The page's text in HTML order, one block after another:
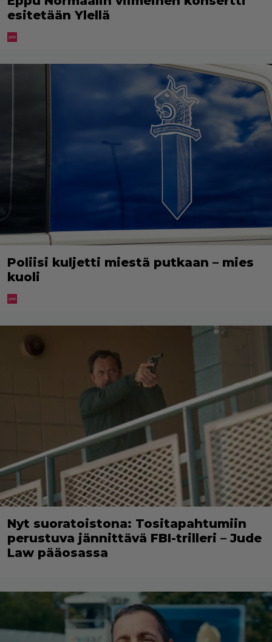
esitetään Ylellä
Poliisi kuljetti miestä putkaan – mies
kuoli
Nyt suoratoistona: Tositapahtumiin
perustuva jännittävä FBI-trilleri – Jude
Law pääosassa